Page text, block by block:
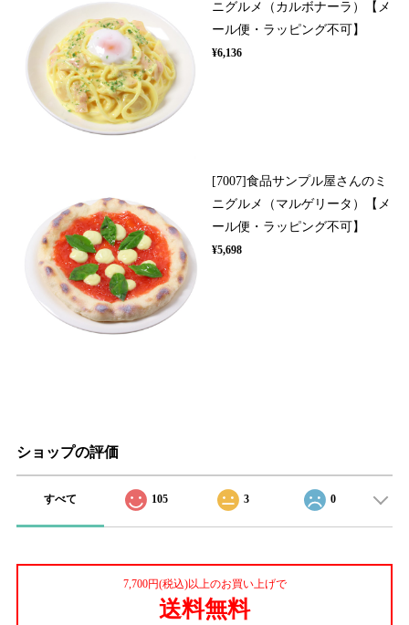
ニグルメ（カルボナーラ）【メ
ール便・ラッピング不可】
¥6,136
[7007]食品サンプル屋さんのミ
ニグルメ（マルゲリータ）【メ
ール便・ラッピング不可】
¥5,698
ショップの評価
すべて 105 3 0
7,700円(税込)以上のお買い上げで
送料無料